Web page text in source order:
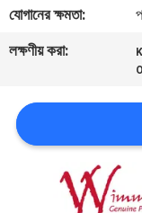
উদ্ধৃতি
অনুরোধ
সাইটম্যাপ
গোপনীয়তা
যোগানের ক্ষমতা:
লক্ষণীয় করা: